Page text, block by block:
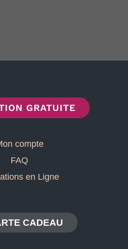
GRATUITE
compte
FAQ
en Ligne
CADEAU